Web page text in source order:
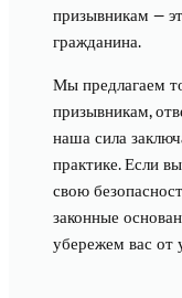
призывникам —
гражданина.
Мы предлагаем
призывникам,
наша сила
практике. Если
свою
законные
убережем вас от